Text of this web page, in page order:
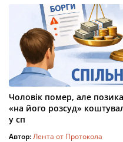
Чоловік помер, але
«на його розсуд»
у сп
Автор:Лента от Протокола